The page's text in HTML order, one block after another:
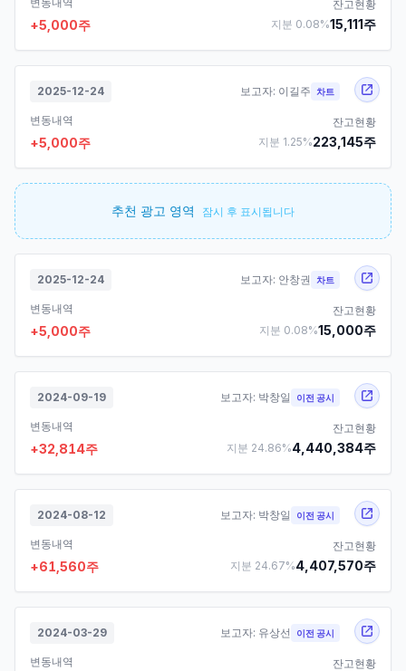
+5,000주
잔고현황
지분 0.08%15,111주
2025-12-24 보고자: 이길주 차트
변동내역
+5,000주
잔고현황
지분 1.25%223,145주
추천 광고 영역 잠시 후 표시됩니다
2025-12-24 보고자: 안창권 차트
변동내역
+5,000주
잔고현황
지분 0.08%15,000주
2024-09-19 보고자: 박창일 이전 공시
변동내역
+32,814주
잔고현황
지분 24.86%4,440,384주
2024-08-12 보고자: 박창일 이전 공시
변동내역
+61,560주
잔고현황
지분 24.67%4,407,570주
2024-03-29 보고자: 유상선 이전 공시
변동내역
잔고현황